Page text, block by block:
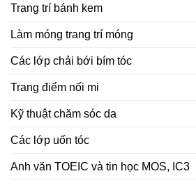
Trang trí bánh kem
Làm móng trang trí móng
Các lớp chải bới bím tóc
Trang điểm nối mi
Kỹ thuật chăm sóc da
Các lớp uốn tóc
Anh văn TOEIC và tin học MOS, IC3